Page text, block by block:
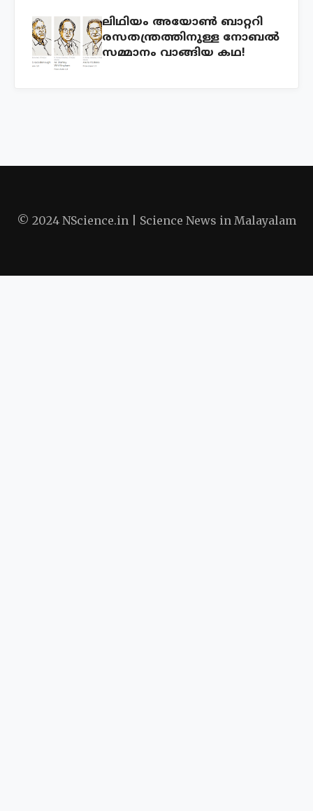
ലിഥിയം അയോണ്‍ ബാറ്ററി
രസതന്ത്രത്തിനുള്ള നോബല്‍
സമ്മാനം വാങ്ങിയ കഥ!
© 2024 NScience.in | Science News in Malayalam